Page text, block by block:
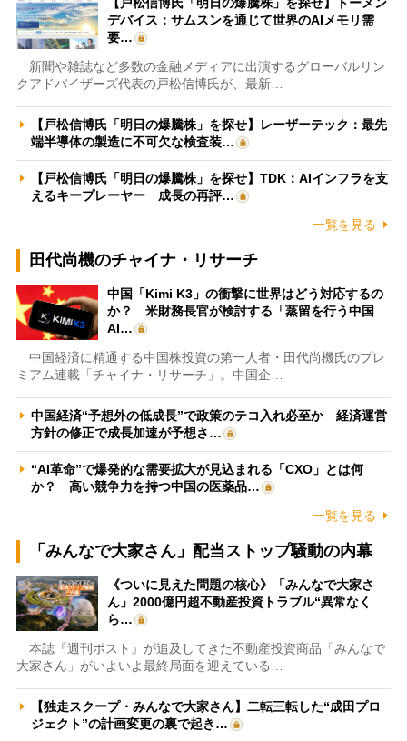
デバイス：サムスンを通じて世界のAIメモリ需
要…
新聞や雑誌など多数の金融メディアに出演するグローバルリン
クアドバイザーズ代表の戸松信博氏が、最新…
【戸松信博氏「明日の爆騰株」を探せ】レーザーテック：最先
端半導体の製造に不可欠な検査装…
【戸松信博氏「明日の爆騰株」を探せ】TDK：AIインフラを支
えるキープレーヤー 成長の再評…
一覧を見る
田代尚機のチャイナ・リサーチ
中国「Kimi K3」の衝撃に世界はどう対応するの
か？ 米財務長官が検討する「蒸留を行う中国
AI…
中国経済に精通する中国株投資の第一人者・田代尚機氏のプレ
ミアム連載「チャイナ・リサーチ」。中国企…
中国経済“予想外の低成長”で政策のテコ入れ必至か 経済運営
方針の修正で成長加速が予想さ…
“AI革命”で爆発的な需要拡大が見込まれる「CXO」とは何
か？ 高い競争力を持つ中国の医薬品…
一覧を見る
「みんなで大家さん」配当ストップ騒動の内幕
《ついに見えた問題の核心》「みんなで大家さ
ん」2000億円超不動産投資トラブル“異常なく
ら…
本誌『週刊ポスト』が追及してきた不動産投資商品「みんなで
大家さん」がいよいよ最終局面を迎えている…
【独走スクープ・みんなで大家さん】二転三転した“成田プロ
ジェクト”の計画変更の裏で起き…